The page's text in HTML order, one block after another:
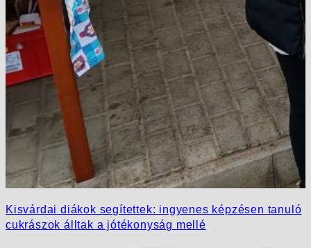
Kisvárdai diákok segítettek: ingyenes képzésen tanuló
cukrászok álltak a jótékonyság mellé